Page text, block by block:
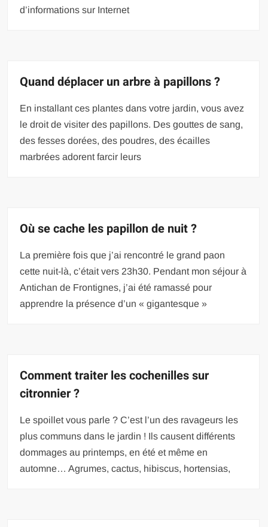
d’informations sur Internet
Quand déplacer un arbre à papillons ?
En installant ces plantes dans votre jardin, vous avez
le droit de visiter des papillons. Des gouttes de sang,
des fesses dorées, des poudres, des écailles
marbrées adorent farcir leurs
Où se cache les papillon de nuit ?
La première fois que j’ai rencontré le grand paon
cette nuit-là, c’était vers 23h30. Pendant mon séjour à
Antichan de Frontignes, j’ai été ramassé pour
apprendre la présence d’un « gigantesque »
Comment traiter les cochenilles sur
citronnier ?
Le spoillet vous parle ? C’est l’un des ravageurs les
plus communs dans le jardin ! Ils causent différents
dommages au printemps, en été et même en
automne… Agrumes, cactus, hibiscus, hortensias,